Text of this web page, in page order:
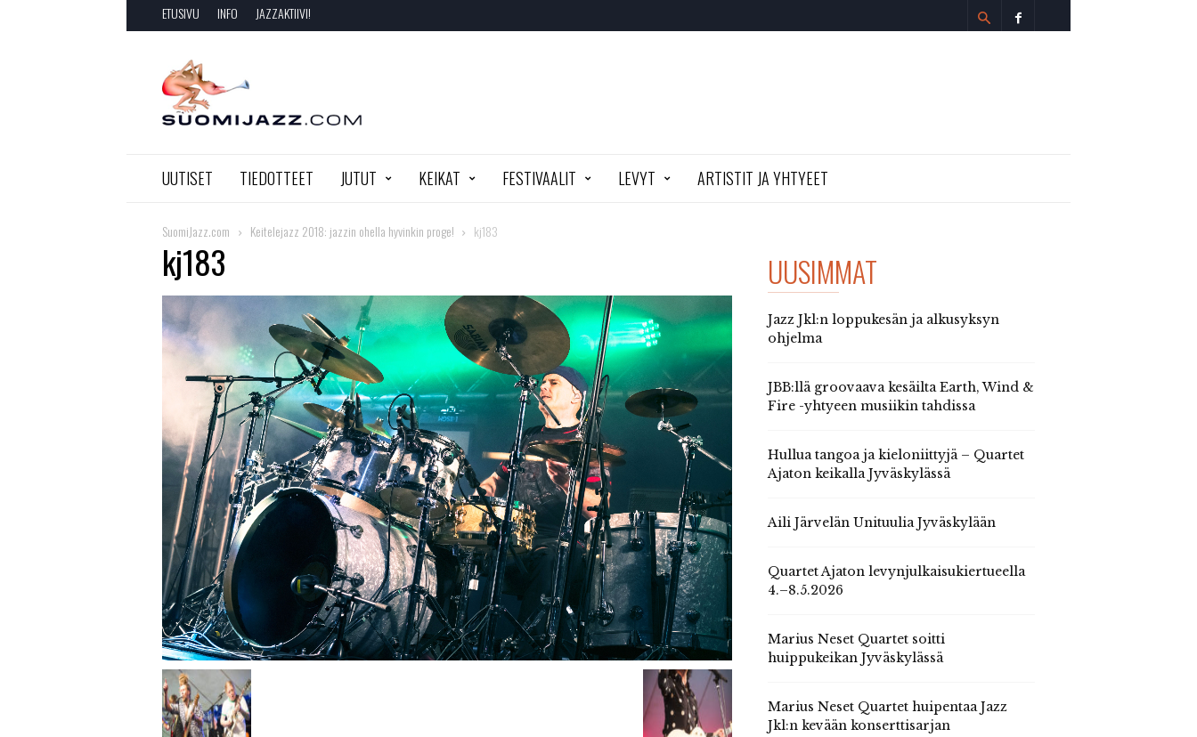
ETUSIVU INFO JAZZAKTIIVI!
SuomiJazz.com
UUTISET TIEDOTTEET JUTUT KEIKAT FESTIVAALIT LEVYT ARTISTIT JA YHTYEET
SuomiJazz.com Keitelejazz 2018: jazzin ohella hyvinkin proge! kj183
kj183 UUSIMMAT
Jazz Jkl:n loppukesän ja alkusyksyn
ohjelma
JBB:llä groovaava kesäilta Earth, Wind &
Fire -yhtyeen musiikin tahdissa
Hullua tangoa ja kieloniittyjä – Quartet
Ajaton keikalla Jyväskylässä
Aili Järvelän Unituulia Jyväskylään
Quartet Ajaton levynjulkaisukiertueella
4.–8.5.2026
Marius Neset Quartet soitti
huippukeikan Jyväskylässä
Marius Neset Quartet huipentaa Jazz
Jkl:n kevään konserttisarjan